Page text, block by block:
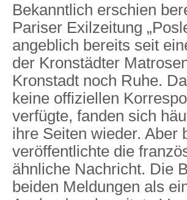
Bekanntlich erschien
Pariser Exilzeitung
angeblich bereits seit
der Kronstädter
Kronstadt noch Ruhe.
keine offiziellen
verfügte, fanden sich
ihre Seiten wieder. Aber
veröffentlichte die
ähnliche Nachricht. Die
beiden Meldungen als